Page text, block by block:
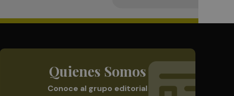
Quienes Somos
Conoce al grupo editorial